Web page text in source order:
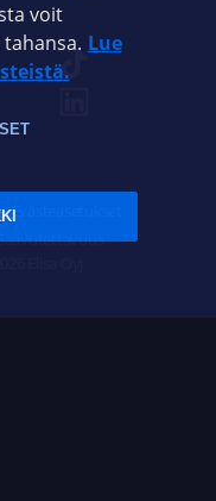
Evästeasetukset
voit
Lue